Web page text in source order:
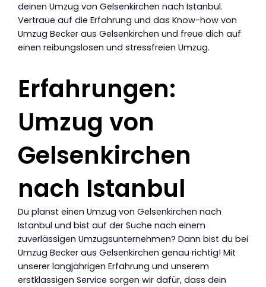
deinen Umzug von Gelsenkirchen nach Istanbul.
Vertraue auf die Erfahrung und das Know-how von
Umzug Becker aus Gelsenkirchen und freue dich auf
einen reibungslosen und stressfreien Umzug.
Erfahrungen:
Umzug von
Gelsenkirchen
nach Istanbul
Du planst einen Umzug von Gelsenkirchen nach
Istanbul und bist auf der Suche nach einem
zuverlässigen Umzugsunternehmen? Dann bist du bei
Umzug Becker aus Gelsenkirchen genau richtig! Mit
unserer langjährigen Erfahrung und unserem
erstklassigen Service sorgen wir dafür, dass dein